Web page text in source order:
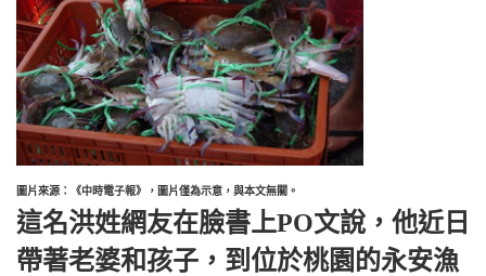
圖片來源：《中時電子報》，圖片僅為示意，與本文無關。
這名洪姓網友在臉書上PO文說，他近日
帶著老婆和孩子，到位於桃園的永安漁